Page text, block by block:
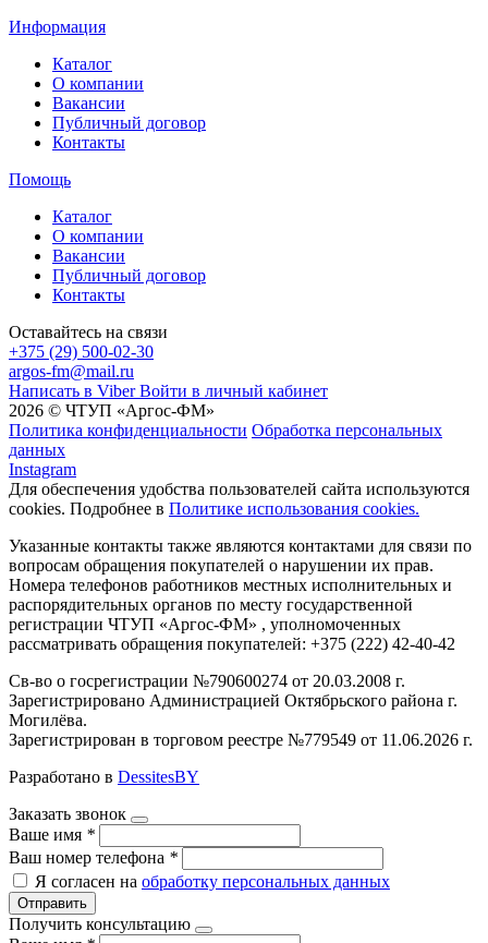
Информация
Каталог
О компании
Вакансии
Публичный договор
Контакты
Помощь
Каталог
О компании
Вакансии
Публичный договор
Контакты
Оставайтесь на связи
+375 (29) 500-02-30
argos-fm@mail.ru
Написать в Viber Войти в личный кабинет
2026 © ЧТУП «Аргос-ФМ»
Политика конфиденциальности Обработка персональных
данных
Instagram
Для обеспечения удобства пользователей сайта используются
cookies. Подробнее в Политике использования cookies.
Указанные контакты также являются контактами для связи по
вопросам обращения покупателей о нарушении их прав.
Номера телефонов работников местных исполнительных и
распорядительных органов по месту государственной
регистрации ЧТУП «Аргос-ФМ» , уполномоченных
рассматривать обращения покупателей: +375 (222) 42-40-42
Св-во о госрегистрации №790600274 от 20.03.2008 г.
Зарегистрировано Администрацией Октябрьского района г.
Могилёва.
Зарегистрирован в торговом реестре №779549 от 11.06.2026 г.
Разработано в DessitesBY
Заказать звонок
Ваше имя *
Ваш номер телефона *
Я согласен на обработку персональных данных
Отправить
Получить консультацию